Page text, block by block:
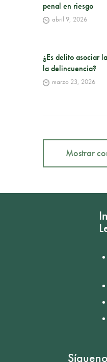
penal en riesgo
abril 9, 2026
¿Es delito asociar
la delincuencia?
marzo 23, 2026
Mostrar